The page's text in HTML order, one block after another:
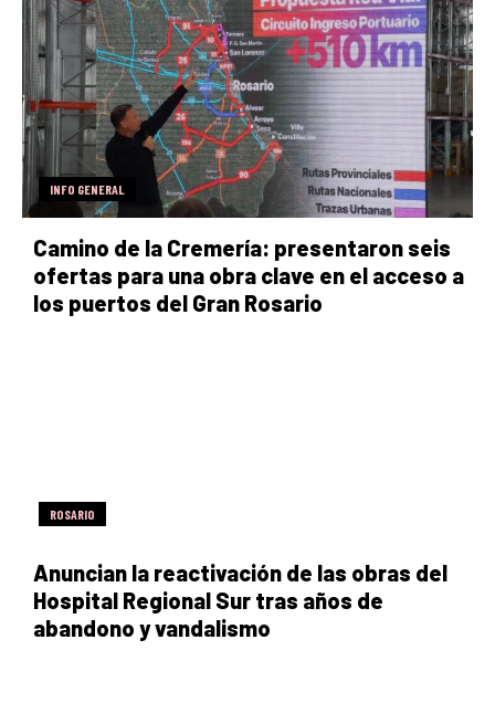
INFO GENERAL
Camino de la Cremería: presentaron seis
ofertas para una obra clave en el acceso a
los puertos del Gran Rosario
ROSARIO
Anuncian la reactivación de las obras del
Hospital Regional Sur tras años de
abandono y vandalismo